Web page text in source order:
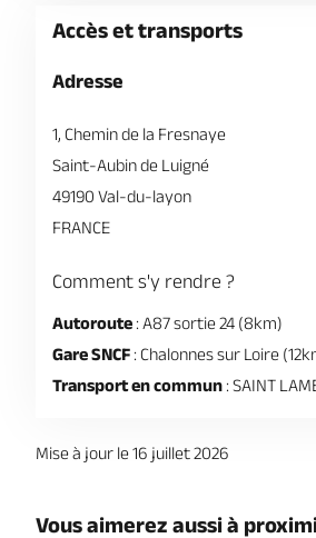
Accès et transports
Adresse
1, Chemin de la Fresnaye
Saint-Aubin de Luigné
49190 Val-du-layon
FRANCE
Comment s'y rendre ?
Autoroute : A87 sortie 24 (8km)
Gare SNCF : Chalonnes sur Loire
Transport en commun : SAINT
Mise à jour le 16 juillet 2026
Vous aimerez aussi à